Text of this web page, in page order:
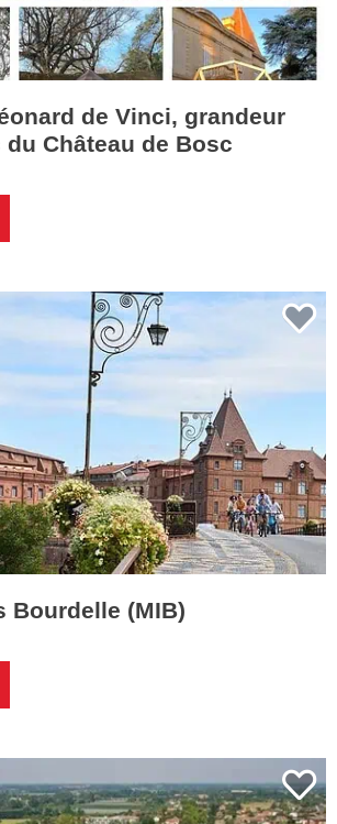
de Vinci, grandeur
du Château de Bosc
Bourdelle (MIB)